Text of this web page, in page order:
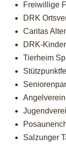
Freiwillige
DRK
Caritas
DRK-
Tierheim
Salzunger